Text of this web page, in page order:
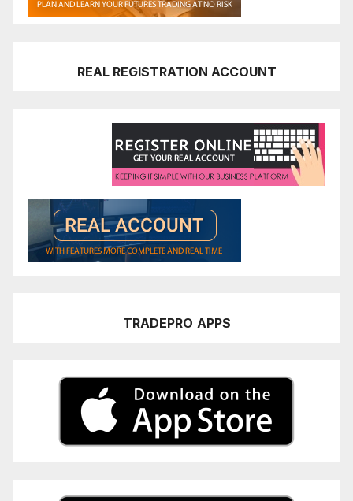
REAL REGISTRATION ACCOUNT
TRADEPRO APPS